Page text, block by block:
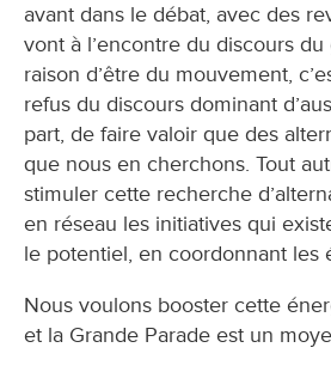
avant dans le débat, avec des
vont à l’encontre du discours
raison d’être du mouvement,
refus du discours dominant
part, de faire valoir que des
que nous en cherchons. Tout
stimuler cette recherche
en réseau les initiatives qui
le potentiel, en coordonnant les
Nous voulons booster cette
et la Grande Parade est un